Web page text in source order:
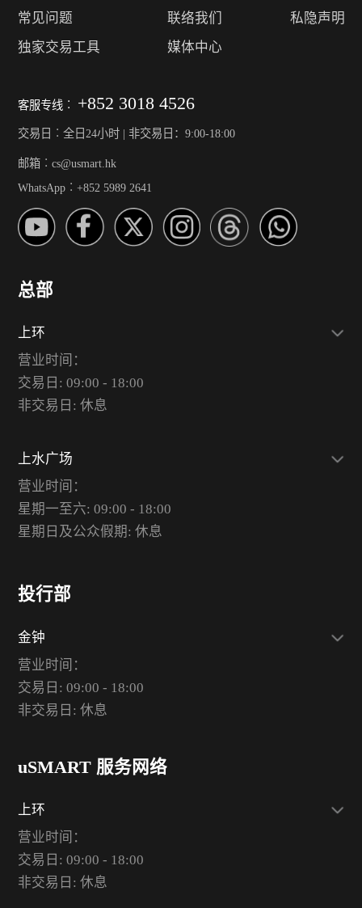
常见问题
独家交易工具
联络我们
媒体中心
私隐声明
客服专线︰ +852 3018 4526
交易日︰全日24小时 | 非交易日：9:00-18:00
邮箱︰cs@usmart.hk
WhatsApp︰+852 5989 2641
总部
上环
营业时间：
交易日: 09:00 - 18:00
非交易日: 休息
上水广场
营业时间：
星期一至六: 09:00 - 18:00
星期日及公众假期: 休息
投行部
金钟
营业时间：
交易日: 09:00 - 18:00
非交易日: 休息
uSMART 服务网络
上环
营业时间：
交易日: 09:00 - 18:00
非交易日: 休息